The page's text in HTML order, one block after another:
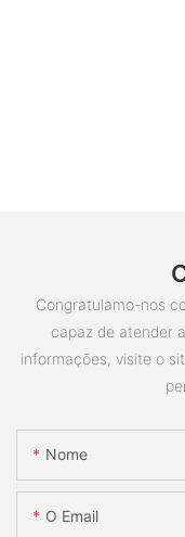
Congratulamo-nos
capaz de atender
informações, visite o
Nome
O Email